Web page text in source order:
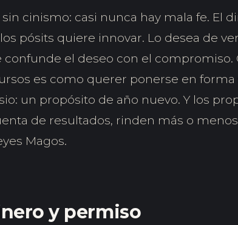
cinismo: casi nunca hay mala fe. El
pósits quiere innovar. Lo desea de
confunde el deseo con el compromiso.
es como querer ponerse en forma
un propósito de año nuevo. Y los
de resultados, rinden más o
Magos.
y permiso